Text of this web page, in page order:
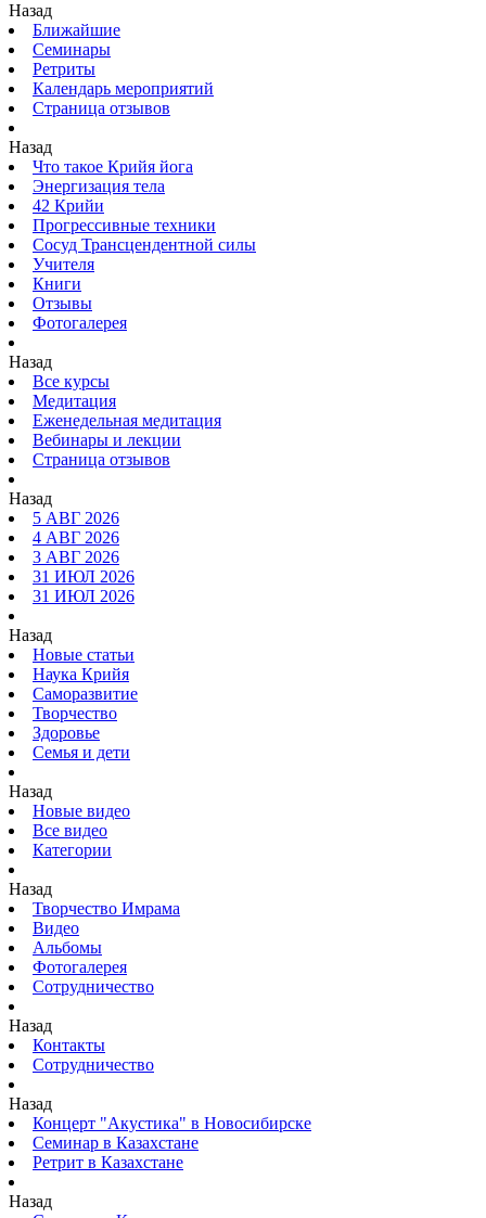
Назад
Ближайшие
Семинары
Ретриты
Календарь мероприятий
Страница отзывов
Назад
Что такое Крийя йога
Энергизация тела
42 Крийи
Прогрессивные техники
Сосуд Трансцендентной силы
Учителя
Книги
Отзывы
Фотогалерея
Назад
Все курсы
Медитация
Еженедельная медитация
Вебинары и лекции
Страница отзывов
Назад
5 АВГ 2026
4 АВГ 2026
3 АВГ 2026
31 ИЮЛ 2026
31 ИЮЛ 2026
Назад
Новые статьи
Наука Крийя
Саморазвитие
Творчество
Здоровье
Семья и дети
Назад
Новые видео
Все видео
Категории
Назад
Творчество Имрама
Видео
Альбомы
Фотогалерея
Сотрудничество
Назад
Контакты
Сотрудничество
Назад
Концерт "Акустика" в Новосибирске
Семинар в Казахстане
Ретрит в Казахстане
Назад